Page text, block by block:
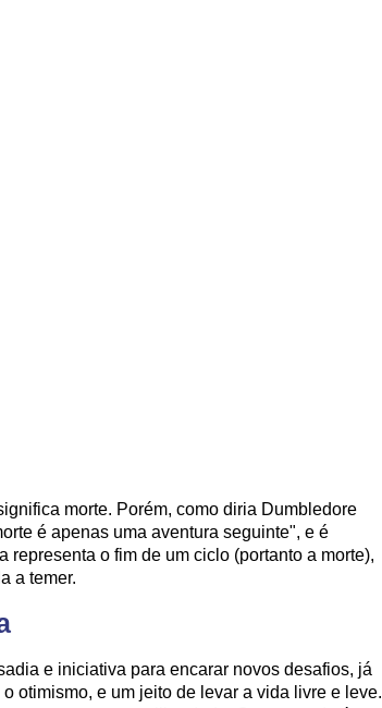
morte. Porém, como diria Dumbledore
é apenas uma aventura seguinte", e é
representa o fim de um ciclo (portanto a morte),
a temer.
e iniciativa para encarar novos desafios, já
otimismo, e um jeito de levar a vida livre e leve.